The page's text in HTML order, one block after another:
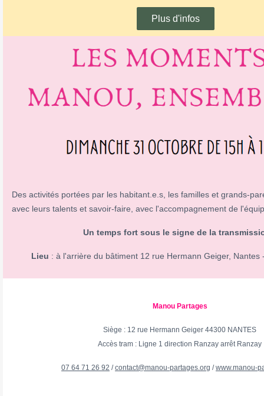
Plus d'infos
Des activités portées par les habitant.e.s, les familles et grands-
avec leurs talents et savoir-faire, avec l'accompagnement de
Un temps fort sous le signe de la
Lieu : à l'arrière du bâtiment 12 rue Hermann Geiger, Nantes
Manou Partages
Siège : 12 rue Hermann Geiger 44300 NANTES
Accès tram : Ligne 1 direction Ranzay arrêt Ranzay
07 64 71 26 92 /contact@manou-partages.org /www.manou-